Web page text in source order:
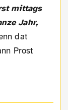
mittags
Jahr,
dat
Prost